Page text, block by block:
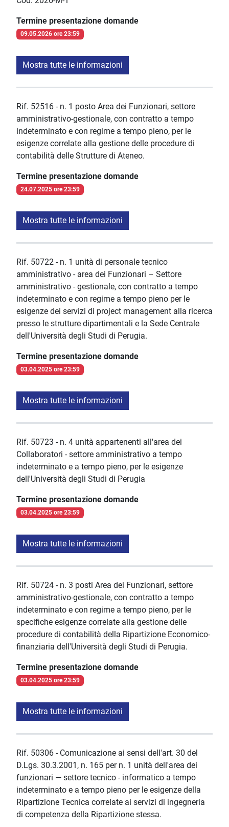
Termine presentazione domande
09.05.2026 ore 23:59
Mostra tutte le informazioni
Rif. 52516 - n. 1 posto Area dei Funzionari, settore
amministrativo-gestionale, con contratto a tempo
indeterminato e con regime a tempo pieno, per le
esigenze correlate alla gestione delle procedure di
contabilità delle Strutture di Ateneo.
Termine presentazione domande
24.07.2025 ore 23:59
Mostra tutte le informazioni
Rif. 50722 - n. 1 unità di personale tecnico
amministrativo - area dei Funzionari – Settore
amministrativo - gestionale, con contratto a tempo
indeterminato e con regime a tempo pieno per le
esigenze dei servizi di project management alla ricerca
presso le strutture dipartimentali e la Sede Centrale
dell'Università degli Studi di Perugia.
Termine presentazione domande
03.04.2025 ore 23:59
Mostra tutte le informazioni
Rif. 50723 - n. 4 unità appartenenti all'area dei
Collaboratori - settore amministrativo a tempo
indeterminato e a tempo pieno, per le esigenze
dell'Università degli Studi di Perugia
Termine presentazione domande
03.04.2025 ore 23:59
Mostra tutte le informazioni
Rif. 50724 - n. 3 posti Area dei Funzionari, settore
amministrativo-gestionale, con contratto a tempo
indeterminato e con regime a tempo pieno, per le
specifiche esigenze correlate alla gestione delle
procedure di contabilità della Ripartizione Economico-
finanziaria dell'Università degli Studi di Perugia.
Termine presentazione domande
03.04.2025 ore 23:59
Mostra tutte le informazioni
Rif. 50306 - Comunicazione ai sensi dell'art. 30 del
D.Lgs. 30.3.2001, n. 165 per n. 1 unità dell'area dei
funzionari — settore tecnico - informatico a tempo
indeterminato e a tempo pieno per le esigenze della
Ripartizione Tecnica correlate ai servizi di ingegneria
di competenza della Ripartizione stessa.